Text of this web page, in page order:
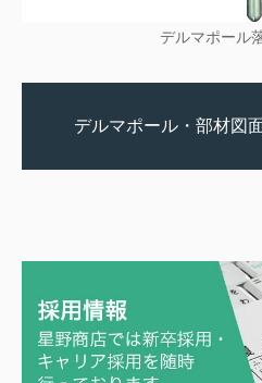
デルマポール
デルマポール・部材図